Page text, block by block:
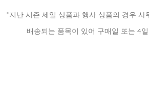
*지난 시즌 세일 상품과 행사 상품의 경우 사
배송되는 품목이 있어 구매일 또는 4